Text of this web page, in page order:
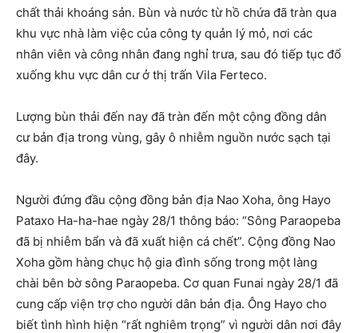
chất thải khoáng sản. Bùn và nước từ hồ chứa đã tràn qua
khu vực nhà làm việc của công ty quản lý mỏ, nơi các
nhân viên và công nhân đang nghỉ trưa, sau đó tiếp tục đổ
xuống khu vực dân cư ở thị trấn Vila Ferteco.
Lượng bùn thải đến nay đã tràn đến một cộng đồng dân
cư bản địa trong vùng, gây ô nhiễm nguồn nước sạch tại
đây.
Người đứng đầu cộng đồng bản địa Nao Xoha, ông Hayo
Pataxo Ha-ha-hae ngày 28/1 thông báo: “Sông Paraopeba
đã bị nhiễm bẩn và đã xuất hiện cá chết”. Cộng đồng Nao
Xoha gồm hàng chục hộ gia đình sống trong một làng
chài bên bờ sông Paraopeba. Cơ quan Funai ngày 28/1 đã
cung cấp viện trợ cho người dân bản địa. Ông Hayo cho
biết tình hình hiện “rất nghiêm trọng” vì người dân nơi đây